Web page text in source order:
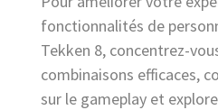
fonctionnalités de
Tekken 8, concentrez-
combinaisons efficaces,
sur le gameplay et